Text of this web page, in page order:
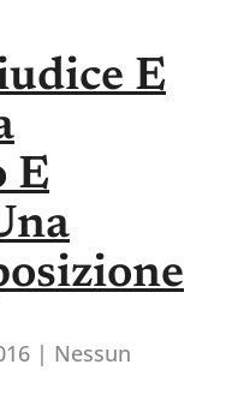
E
E
Nessun